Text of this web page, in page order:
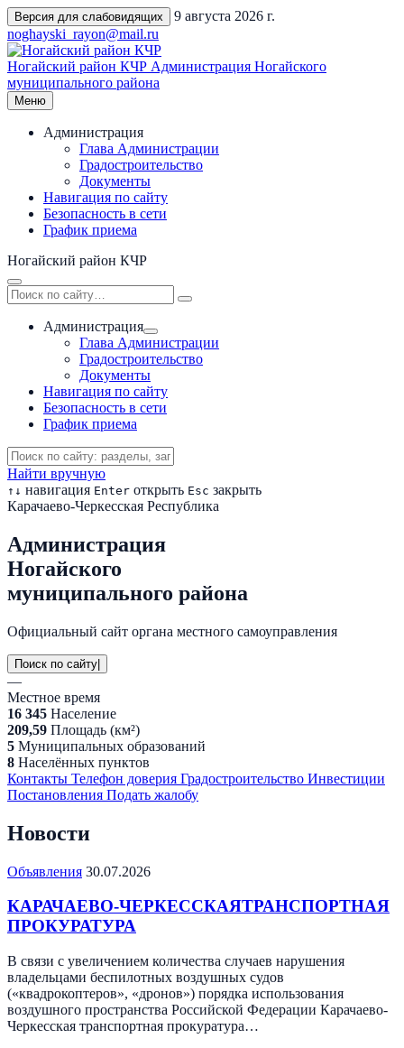
Перейти
к
содержимому
Версия для слабовидящих
9 августа 2026 г.
noghayski_rayon@mail.ru
Ногайский район КЧР Администрация Ногайского
муниципального района
Меню
Администрация
Глава Администрации
Градостроительство
Документы
Навигация по сайту
Безопасность в сети
График приема
Ногайский район КЧР
Администрация
Глава Администрации
Градостроительство
Документы
Навигация по сайту
Безопасность в сети
График приема
Найти вручную
↑ ↓ навигация Enter открыть Esc закрыть
Карачаево-Черкесская Республика
Администрация
Ногайского
муниципального района
Официальный сайт органа местного самоуправления
Поиск по сайту
—
Местное время
16 345 Население
209,59 Площадь (км²)
5 Муниципальных образований
8 Населённых пунктов
Контакты Телефон доверия Градостроительство Инвестиции
Постановления Подать жалобу
Новости
Объявления 30.07.2026
КАРАЧАЕВО-ЧЕРКЕССКАЯТРАНСПОРТНАЯ
ПРОКУРАТУРА
В связи с увеличением количества случаев нарушения
владельцами беспилотных воздушных судов
(«квадрокоптеров», «дронов») порядка использования
воздушного пространства Российской Федерации Карачаево-
Черкесская транспортная прокуратура…